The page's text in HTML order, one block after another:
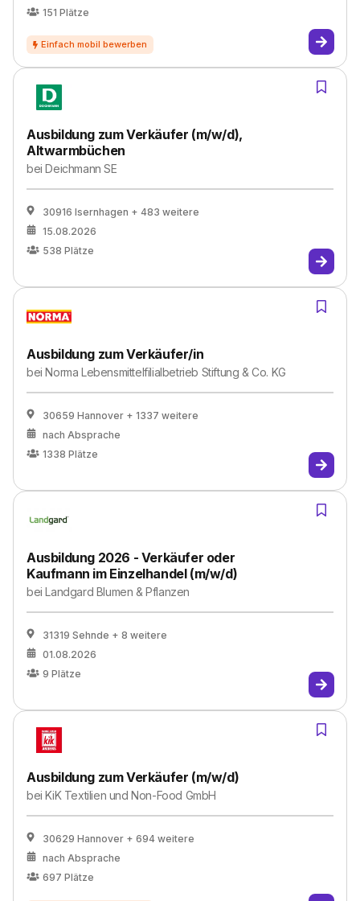
151 Plätze
Ausbildung zum Verkäufer (m/w/d),
Altwarmbüchen
beiDeichmann SE
30916 Isernhagen + 483 weitere
15.08.2026
538 Plätze
Ausbildung zum Verkäufer/in
beiNorma Lebensmittelfilialbetrieb Stiftung & Co. KG
30659 Hannover + 1337 weitere
nach Absprache
1338 Plätze
Ausbildung 2026 - Verkäufer oder
Kaufmann im Einzelhandel (m/w/d)
beiLandgard Blumen & Pflanzen
31319 Sehnde + 8 weitere
01.08.2026
9 Plätze
Ausbildung zum Verkäufer (m/w/d)
beiKiK Textilien und Non-Food GmbH
30629 Hannover + 694 weitere
nach Absprache
697 Plätze